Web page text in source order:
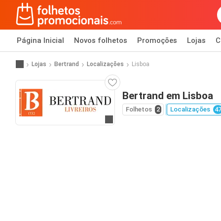
Página Inicial Novos folhetos Promoções Lojas
Lojas Bertrand Localizações Lisboa
Bertrand em Lisboa
Folhetos 2 Localizações 47